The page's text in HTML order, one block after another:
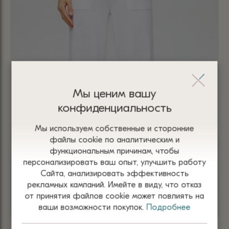
Мы ценим вашу
конфиденциальность
Мы используем собственные и сторонние
файлы сооkіе по аналитическим и
функциональным причинам, чтобы
персонализировать ваш опыт, улучшить работу
Сайта, анализировать эффективность
рекламных кампаний. Имейте в виду, что отказ
от принятия файлов сооkіе может повлиять на
ваши возможности покупок. Подробнее